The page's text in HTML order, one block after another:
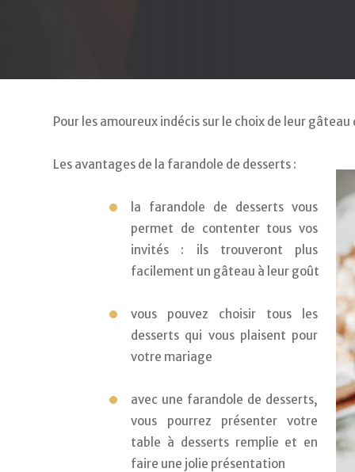
Pour les amoureux indécis sur le choix de leur
Les avantages de la farandole de desserts :
la farandole de desserts vous
permet de contenter tous vos
invités : ils trouveront plus
facilement un gâteau à leur goût
vous pouvez choisir tous les
desserts qui vous plaisent pour
votre mariage
avec une farandole de desserts,
vous pourrez présenter votre
table à desserts remplie et en
faire une jolie présentation